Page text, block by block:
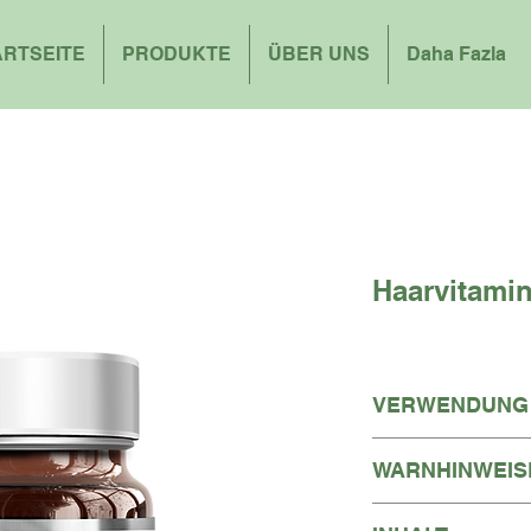
PRODUKTE ÜBER UNS Daha Fazla
VERWENDUNG
morgens und eine
einzunehmen. Sie